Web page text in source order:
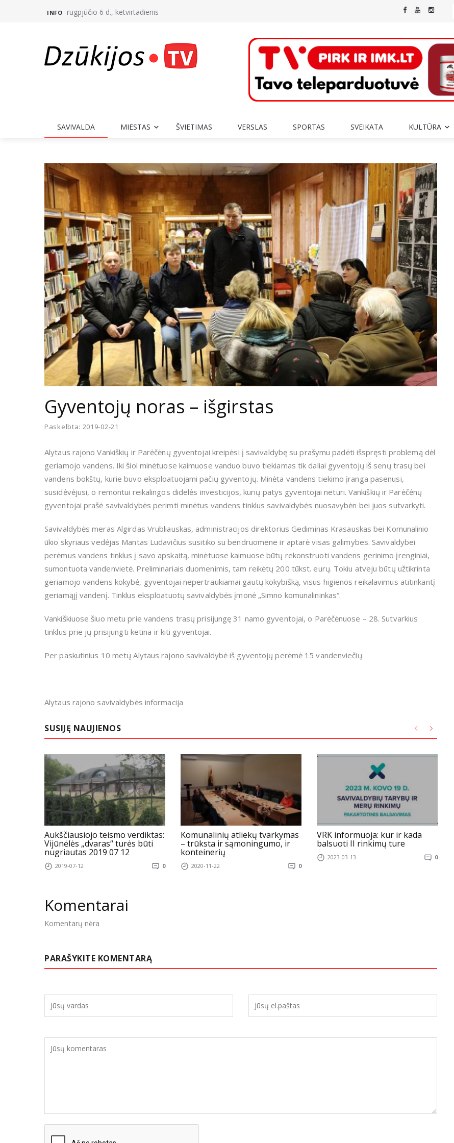
INFO rugpjūčio 6 d., ketvirtadienis
SAVIVALDA MIESTAS ŠVIETIMAS VERSLAS SPORTAS SVEIKATA KULTŪRA
Gyventojų noras – išgirstas
Paskelbta: 2019-02-21
Alytaus rajono Vankiškių ir Parėčėnų gyventojai kreipėsi į savivaldybę su prašymu padėti išspręsti problemą dėl
geriamojo vandens. Iki šiol minėtuose kaimuose vanduo buvo tiekiamas tik daliai gyventojų iš senų trasų bei
vandens bokštų, kurie buvo eksploatuojami pačių gyventojų. Minėta vandens tiekimo įranga pasenusi,
susidėvėjusi, o remontui reikalingos didelės investicijos, kurių patys gyventojai neturi. Vankiškių ir Parėčėnų
gyventojai prašė savivaldybės perimti minėtus vandens tinklus savivaldybės nuosavybėn bei juos sutvarkyti.
Savivaldybės meras Algirdas Vrubliauskas, administracijos direktorius Gediminas Krasauskas bei Komunalinio
ūkio skyriaus vedėjas Mantas Ludavičius susitiko su bendruomene ir aptarė visas galimybes. Savivaldybei
perėmus vandens tinklus į savo apskaitą, minėtuose kaimuose būtų rekonstruoti vandens gerinimo įrenginiai,
sumontuota vandenvietė. Preliminariais duomenimis, tam reikėtų 200 tūkst. eurų. Tokiu atveju būtų užtikrinta
geriamojo vandens kokybė, gyventojai nepertraukiamai gautų kokybišką, visus higienos reikalavimus atitinkantį
geriamąjį vandenį. Tinklus eksploatuotų savivaldybės įmonė „Simno komunalininkas“.
Vankiškiuose šiuo metu prie vandens trasų prisijungę 31 namo gyventojai, o Parėčėnuose – 28. Sutvarkius
tinklus prie jų prisijungti ketina ir kiti gyventojai.
Per paskutinius 10 metų Alytaus rajono savivaldybė iš gyventojų perėmė 15 vandenviečių.
Alytaus rajono savivaldybės informacija
SUSIJĘ NAUJIENOS
Aukščiausiojo teismo verdiktas:
Vijūnėlės „dvaras“ turės būti
nugriautas 2019 07 12
2019-07-12 0
Komunalinių atliekų tvarkymas
– trūksta ir sąmoningumo, ir
konteinerių
2020-11-22 0
VRK informuoja: kur ir kada
balsuoti II rinkimų ture
2023-03-13 0
Komentarai
Komentarų nėra
PARAŠYKITE KOMENTARĄ